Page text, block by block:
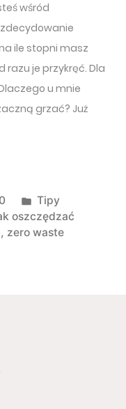
wśród
ile stopni masz
razu je przykręć. Dla
u mnie
grzać? Już
Opublikowano w
Tipy
oszczędzać
, zero waste
na marne – jak nie